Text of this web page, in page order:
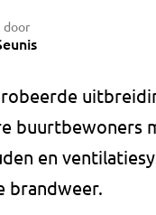
door
buurtbewoners
en
brandweer.